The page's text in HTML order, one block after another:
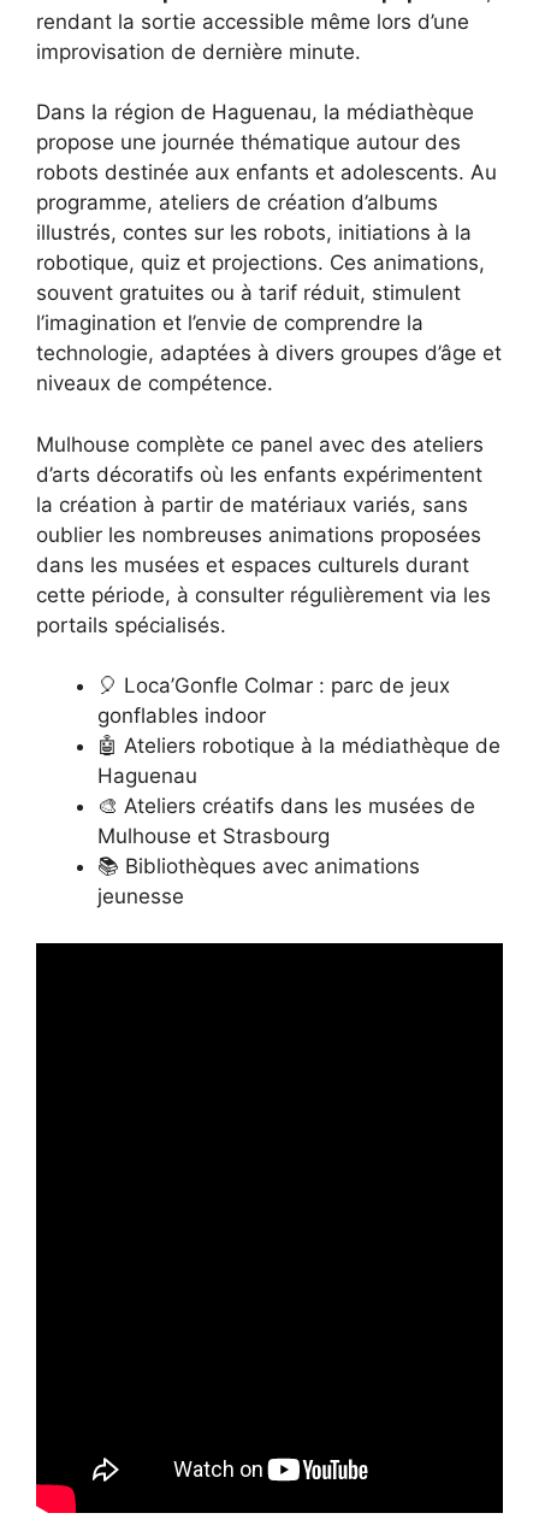
rendant la sortie accessible même lors d’une
improvisation de dernière minute.
Dans la région de Haguenau, la médiathèque
propose une journée thématique autour des
robots destinée aux enfants et adolescents. Au
programme, ateliers de création d’albums
illustrés, contes sur les robots, initiations à la
robotique, quiz et projections. Ces animations,
souvent gratuites ou à tarif réduit, stimulent
l’imagination et l’envie de comprendre la
technologie, adaptées à divers groupes d’âge et
niveaux de compétence.
Mulhouse complète ce panel avec des ateliers
d’arts décoratifs où les enfants expérimentent
la création à partir de matériaux variés, sans
oublier les nombreuses animations proposées
dans les musées et espaces culturels durant
cette période, à consulter régulièrement via les
portails spécialisés.
🎈 Loca’Gonfle Colmar : parc de jeux
gonflables indoor
🤖 Ateliers robotique à la médiathèque de
Haguenau
🎨 Ateliers créatifs dans les musées de
Mulhouse et Strasbourg
📚 Bibliothèques avec animations
jeunesse